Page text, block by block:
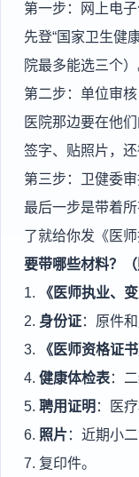
第一步：网上电
先登“国家卫生健
院最多能选三个
第二步：单位审核
医院那边要在他
签字、贴照片，
第三步：卫健委
最后一步是带着
了就给你发《医师
要带哪些材料？（
1.
《医师执业、
2. 身份证：原件
3.
《医师资格证书
4. 健康体检表：
5. 聘用证明 ：医
6. 照片：近期小
7. 复印件。